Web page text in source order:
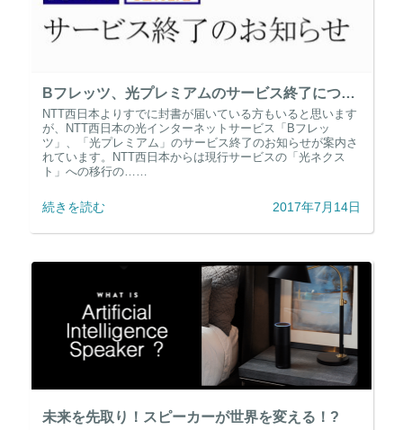
Bフレッツ、光プレミアムのサービス終了について
NTT西日本よりすでに封書が届いている方もいると思います
が、NTT西日本の光インターネットサービス「Bフレッ
ツ」、「光プレミアム」のサービス終了のお知らせが案内さ
れています。NTT西日本からは現行サービスの「光ネクス
ト」への移行の……
続きを読む 2017年7月14日
未来を先取り！スピーカーが世界を変える！?